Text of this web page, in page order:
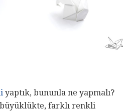
yaptık, bununla ne yapmalı?
farklı renkli